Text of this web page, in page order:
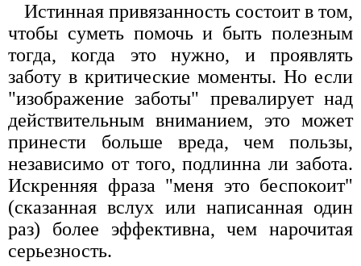
Истинная привязанность состоит в том,
чтобы суметь помочь и быть полезным
тогда, когда это нужно, и проявлять
заботу в критические моменты. Но если
"изображение заботы" превалирует над
действительным вниманием, это может
принести больше вреда, чем пользы,
независимо от того, подлинна ли забота.
Искренняя фраза "меня это беспокоит"
(сказанная вслух или написанная один
раз) более эффективна, чем нарочитая
серьезность.